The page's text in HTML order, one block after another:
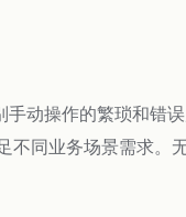
手动操作的繁琐和错
不同业务场景需求。